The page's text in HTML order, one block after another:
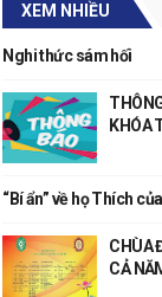
XEM NHIỀU
Nghi thức sám hối
KHÓA
“Bí ẩn” về họ Thích
CHÙA
CẢ